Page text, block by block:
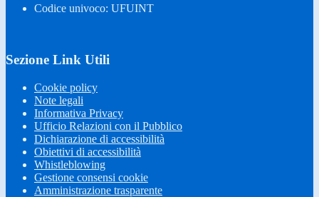
Codice univoco: UFUINT
Sezione Link Utili
Cookie policy
Note legali
Informativa Privacy
Ufficio Relazioni con il Pubblico
Dichiarazione di accessibilità
Obiettivi di accessibilità
Whistleblowing
Gestione consensi cookie
Amministrazione trasparente